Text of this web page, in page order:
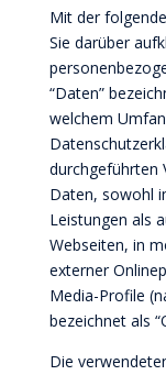
Mit der
Sie darüber
“Daten”
welchem
durchgeführten
Daten, sowohl
Leistungen als
Webseiten, in
externer
Media-Profile
bezeichnet als
Die